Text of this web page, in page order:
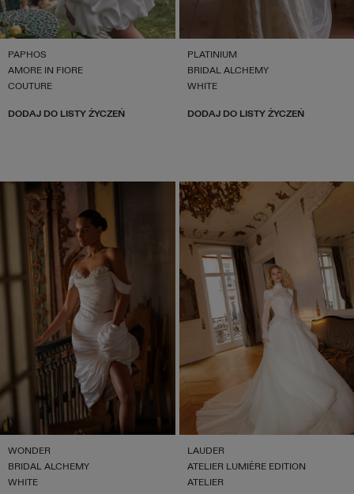
PAPHOS
AMORE IN FIORE
COUTURE
DODAJ DO LISTY ŻYCZEŃ
PLATINIUM
BRIDAL ALCHEMY
WHITE
DODAJ DO LISTY ŻYCZEŃ
WONDER
BRIDAL ALCHEMY
WHITE
LAUDER
ATELIER LUMIÈRE EDITION
ATELIER